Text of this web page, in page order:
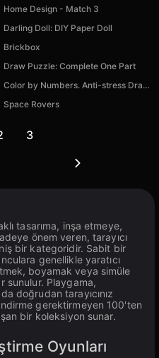
Home Design - Match 3
Darling Doll: DIY Paper Doll
Brickbox
Draw Puzzle: Complete One Part
Color by Numbers. Anti-stress Drawings.
Space Rovers
3
tasarıma, inşa etmeye,
önem veren, tarayıcı
bir kategoridir. Sabit bir
genellikle yaratıcı
boyamak veya simüle
sunulur. Playgama,
doğrudan tarayıcınız
gerektirmeyen 100'ten
bir koleksiyon sunar.
Oyunları